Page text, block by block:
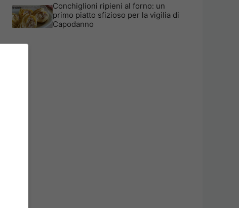
Conchiglioni ripieni al forno: un
primo piatto sfizioso per la vigilia di
Capodanno